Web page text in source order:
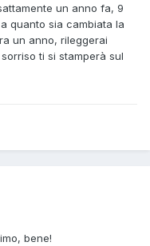
un anno fa, 9
quanto sia cambiata la
un anno, rileggerai
ti si stamperà sul
bene!